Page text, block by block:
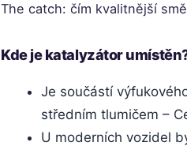
The catch: čím kvalitnější
Kde je katalyzátor
Je součástí
středním tlumičem –
U moderních vozidel